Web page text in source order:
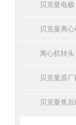
贝克曼电极
贝克曼离
离心机转头
贝克曼原
贝克曼售后